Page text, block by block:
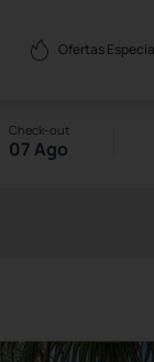
Ofertas
Check-out
07 Ago